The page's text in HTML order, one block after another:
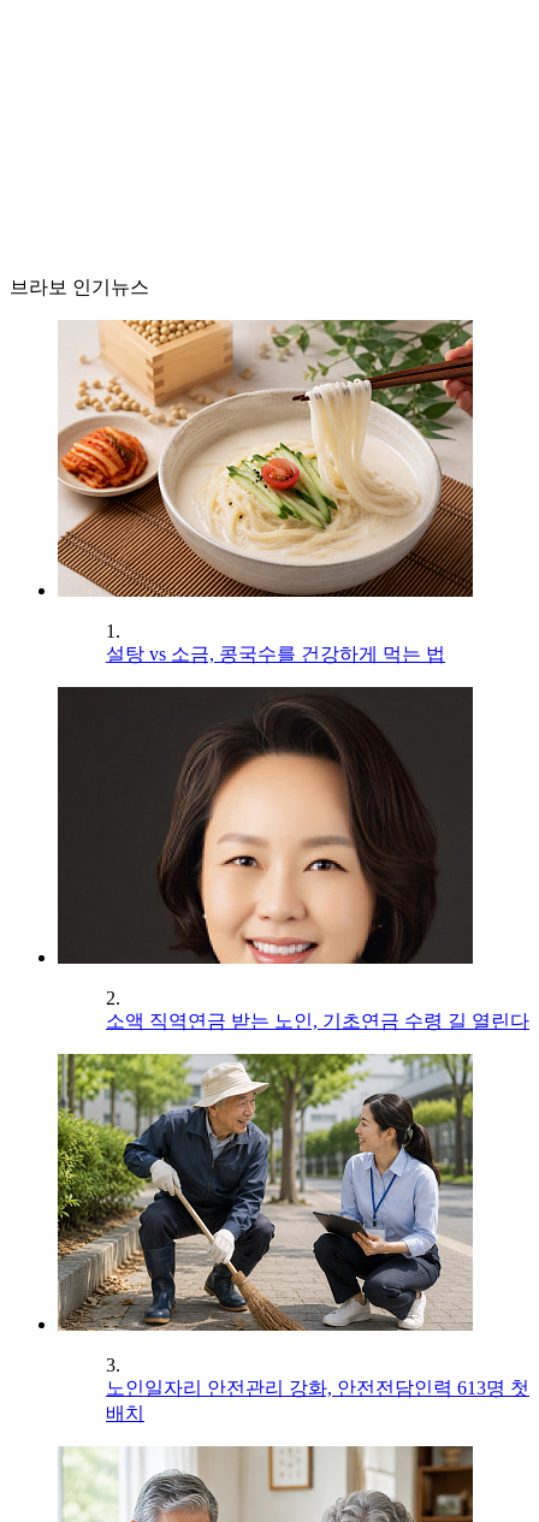
브라보 인기뉴스
1.
설탕 vs 소금, 콩국수를 건강하게 먹는 법
2.
소액 직역연금 받는 노인, 기초연금 수령 길 열린다
3.
노인일자리 안전관리 강화, 안전전담인력 613명 첫
배치